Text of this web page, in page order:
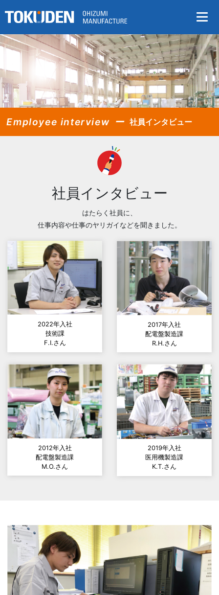
Employee interview 社員インタビュー
社員インタビュー
はたらく社員に、
仕事内容や仕事のヤリガイなどを聞きました。
2022年入社
技術課
F.I.さん
2017年入社
配電盤製造課
R.H.さん
2012年入社
配電盤製造課
M.O.さん
2019年入社
医用機製造課
K.T.さん